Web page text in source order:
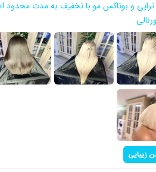
تراپي و بوتاكس مو با تخفيف به مدت محدود
زیبایی